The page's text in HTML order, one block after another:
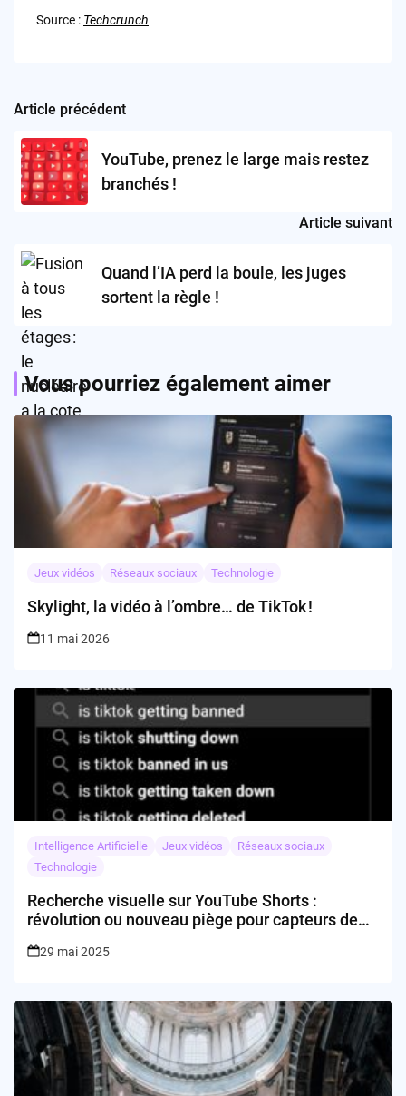
Source : Techcrunch
Post
navigation
Article précédent
YouTube, prenez le large mais restez
branchés !
Article suivant
Quand l’IA perd la boule, les juges
sortent la règle !
Vous pourriez également aimer
Jeux vidéos Réseaux sociaux Technologie
Skylight, la vidéo à l’ombre… de TikTok !
11 mai 2026
Intelligence Artificielle Jeux vidéos
Réseaux sociaux
Technologie
Recherche visuelle sur YouTube Shorts :
révolution ou nouveau piège pour capteurs de
29 mai 2025